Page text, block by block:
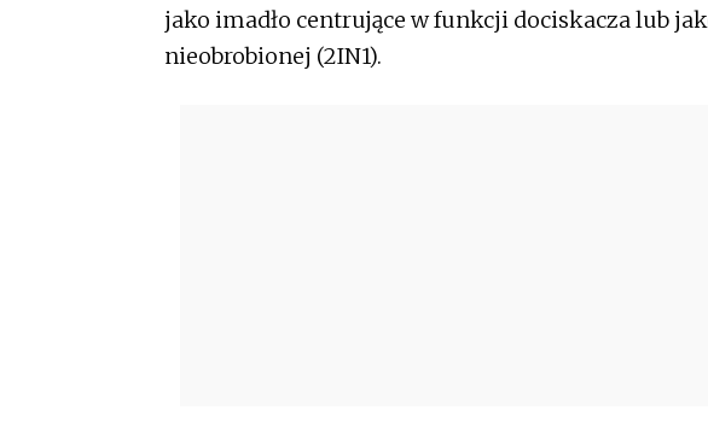
jako imadło centrujące w funkcji dociskacza lub
nieobrobionej (2IN1).